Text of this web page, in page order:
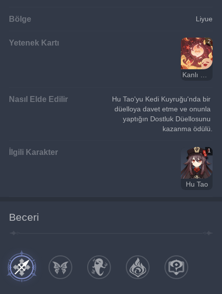
Bölge Liyue
Yetenek Kartı 2
Nasıl Elde Edilir
Hu Tao'yu Kedi Kuyruğu'nda bir
düelloya davet etme ve onunla
yaptığın Dostluk Düellosunu
kazanma ödülü.
İlgili Karakter 1
Hu Tao
Beceri